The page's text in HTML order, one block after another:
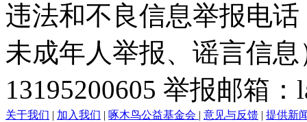
违法和不良信息举报电
未成年人举报、谣言信
13195200605 举报邮箱
关于我们 | 加入我们 | 啄木鸟公益基金会 | 意见与反馈 | 提供新